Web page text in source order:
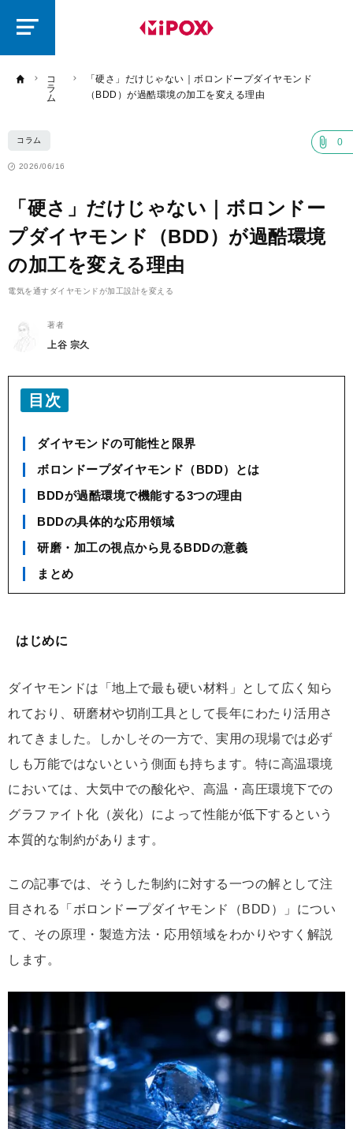
コ
ラ
ム
「硬さ」だけじゃない｜ボロンドープダイヤモンド
（BDD）が過酷環境の加工を変える理由
コラム 0
2026/06/16
「硬さ」だけじゃない｜ボロンドー
プダイヤモンド（BDD）が過酷環境
の加工を変える理由
電気を通すダイヤモンドが加工設計を変える
著者
上谷 宗久
目次
ダイヤモンドの可能性と限界
ボロンドープダイヤモンド（BDD）とは
BDDが過酷環境で機能する3つの理由
BDDの具体的な応用領域
研磨・加工の視点から見るBDDの意義
まとめ
はじめに
ダイヤモンドは「地上で最も硬い材料」として広く知ら
れており、研磨材や切削工具として長年にわたり活用さ
れてきました。しかしその一方で、実用の現場では必ず
しも万能ではないという側面も持ちます。特に高温環境
においては、大気中での酸化や、高温・高圧環境下での
グラファイト化（炭化）によって性能が低下するという
本質的な制約があります。
この記事では、そうした制約に対する一つの解として注
目される「ボロンドープダイヤモンド（BDD）」につい
て、その原理・製造方法・応用領域をわかりやすく解説
します。